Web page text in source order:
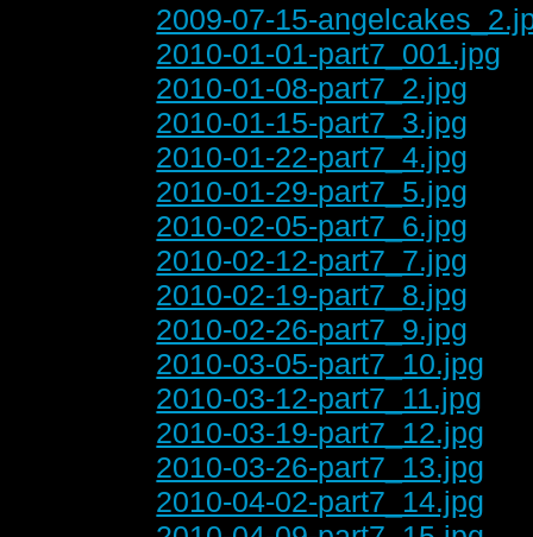
2009-07-15-
2010-01-01-part7_001.jpg
2010-01-08-part7_2.jpg
2010-01-15-part7_3.jpg
2010-01-22-part7_4.jpg
2010-01-29-part7_5.jpg
2010-02-05-part7_6.jpg
2010-02-12-part7_7.jpg
2010-02-19-part7_8.jpg
2010-02-26-part7_9.jpg
2010-03-05-part7_10.jpg
2010-03-12-part7_11.jpg
2010-03-19-part7_12.jpg
2010-03-26-part7_13.jpg
2010-04-02-part7_14.jpg